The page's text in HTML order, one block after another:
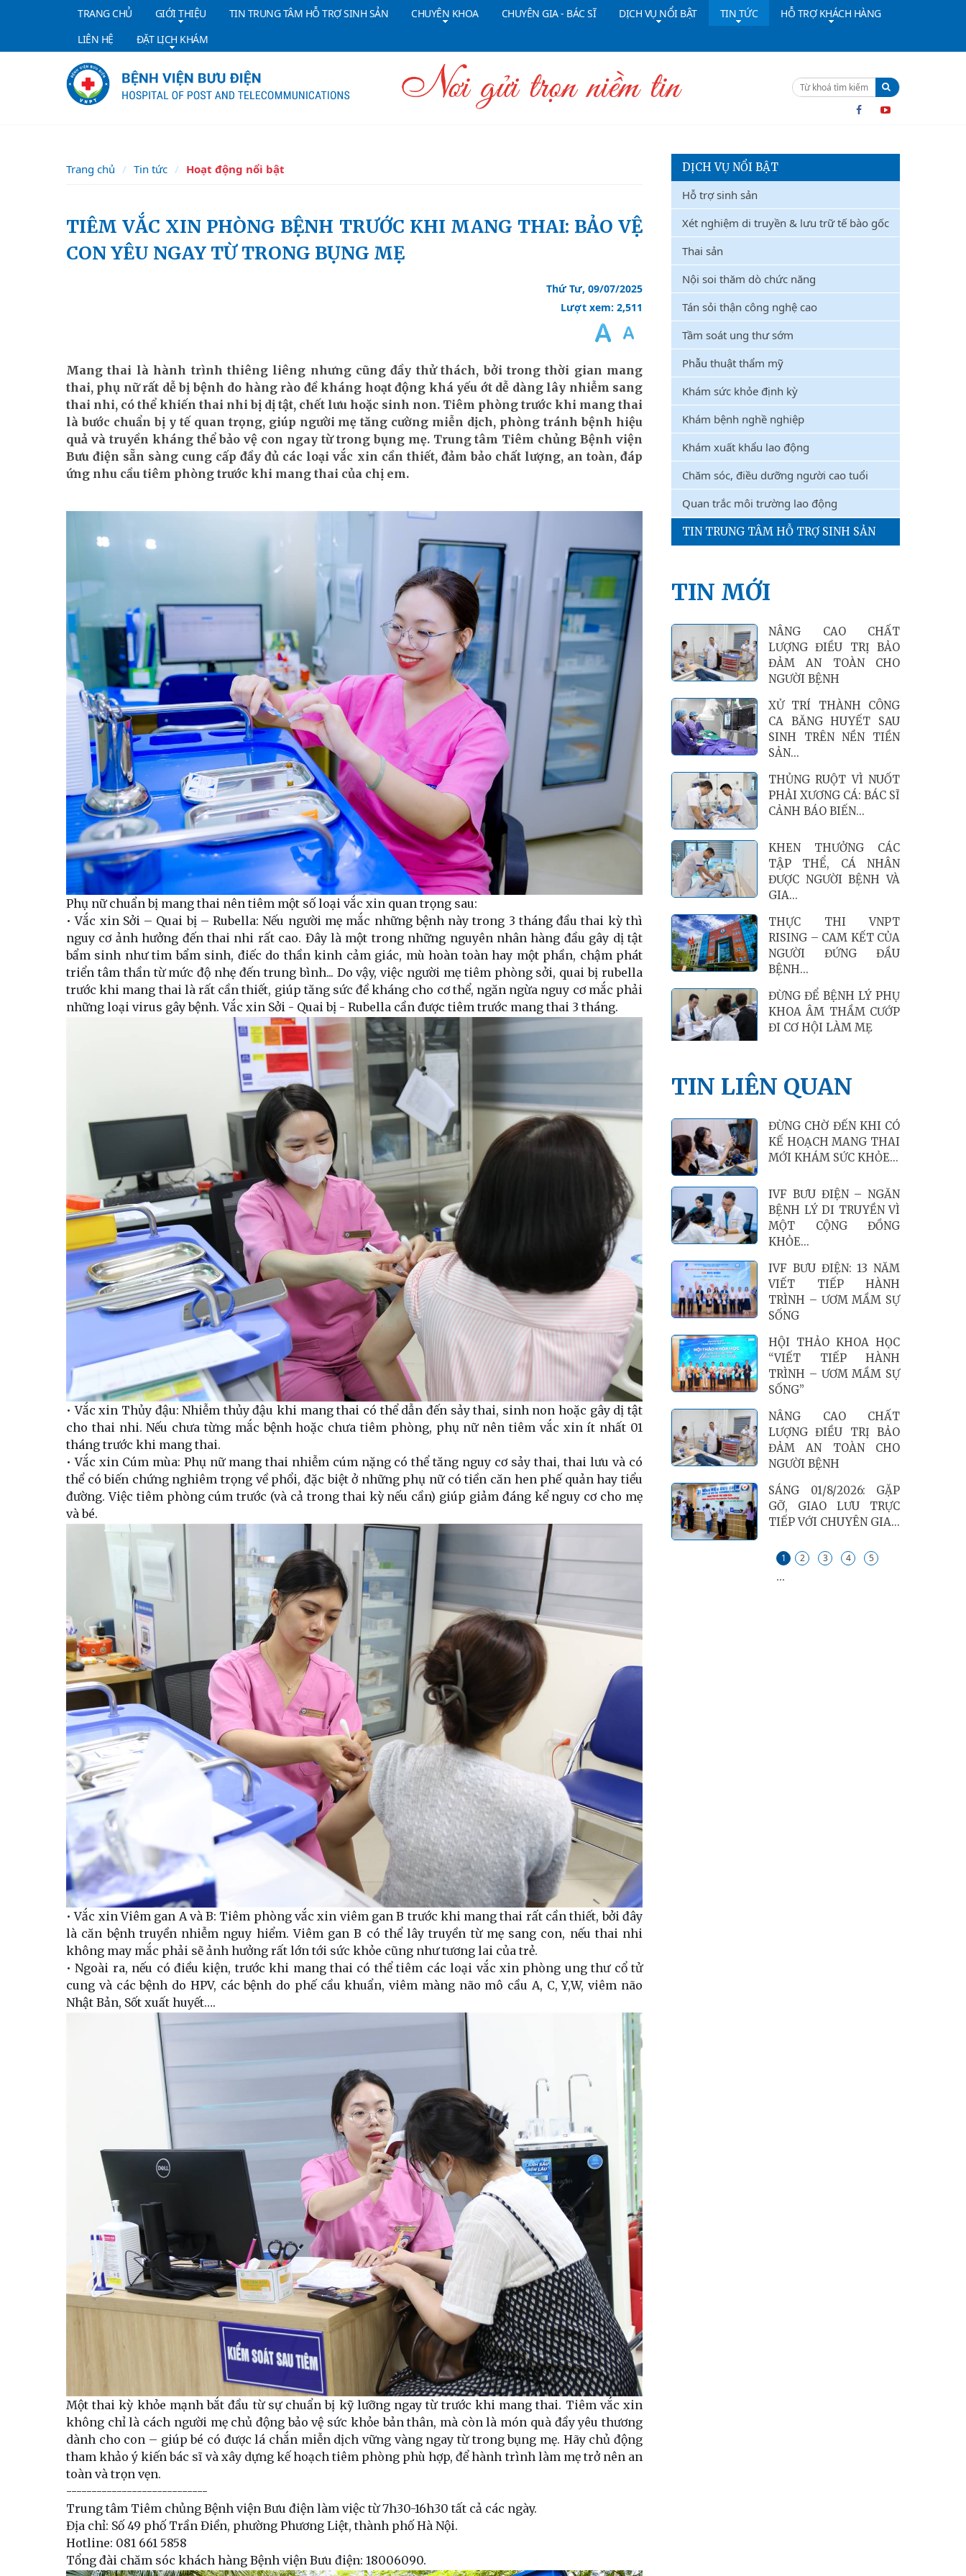
TRANG CHỦ GIỚI THIỆU TIN TRUNG TÂM HỖ TRỢ SINH SẢN CHUYÊN KHOA CHUYÊN GIA - BÁC SĨ DỊCH VỤ NỔI BẬT TIN TỨC
HỖ TRỢ KHÁCH HÀNG
LIÊN HỆ
ĐẶT LỊCH KHÁM
Trang chủ Tin tức Hoạt động nổi bật
TIÊM VẮC XIN PHÒNG BỆNH TRƯỚC KHI MANG THAI: BẢO VỆ
CON YÊU NGAY TỪ TRONG BỤNG MẸ
Thứ Tư, 09/07/2025
Lượt xem: 2,511
Mang thai là hành trình thiêng liêng nhưng cũng đầy thử thách, bởi trong thời gian mang
thai, phụ nữ rất dễ bị bệnh do hàng rào đề kháng hoạt động khá yếu ớt dễ dàng lây nhiễm sang
thai nhi, có thể khiến thai nhi bị dị tật, chết lưu hoặc sinh non. Tiêm phòng trước khi mang thai
là bước chuẩn bị y tế quan trọng, giúp người mẹ tăng cường miễn dịch, phòng tránh bệnh hiệu
quả và truyền kháng thể bảo vệ con ngay từ trong bụng mẹ. Trung tâm Tiêm chủng Bệnh viện
Bưu điện sẵn sàng cung cấp đầy đủ các loại vắc xin cần thiết, đảm bảo chất lượng, an toàn, đáp
ứng nhu cầu tiêm phòng trước khi mang thai của chị em.
Phụ nữ chuẩn bị mang thai nên tiêm một số loại vắc xin quan trọng sau:
• Vắc xin Sởi – Quai bị – Rubella: Nếu người mẹ mắc những bệnh này trong 3 tháng đầu thai kỳ thì
nguy cơ ảnh hưởng đến thai nhi rất cao. Đây là một trong những nguyên nhân hàng đầu gây dị tật
bẩm sinh như tim bẩm sinh, điếc do thần kinh cảm giác, mù hoàn toàn hay một phần, chậm phát
triển tâm thần từ mức độ nhẹ đến trung bình... Do vậy, việc người mẹ tiêm phòng sởi, quai bị rubella
trước khi mang thai là rất cần thiết, giúp tăng sức đề kháng cho cơ thể, ngăn ngừa nguy cơ mắc phải
những loại virus gây bệnh. Vắc xin Sởi - Quai bị - Rubella cần được tiêm trước mang thai 3 tháng.
• Vắc xin Thủy đậu: Nhiễm thủy đậu khi mang thai có thể dẫn đến sảy thai, sinh non hoặc gây dị tật
cho thai nhi. Nếu chưa từng mắc bệnh hoặc chưa tiêm phòng, phụ nữ nên tiêm vắc xin ít nhất 01
tháng trước khi mang thai.
• Vắc xin Cúm mùa: Phụ nữ mang thai nhiễm cúm nặng có thể tăng nguy cơ sảy thai, thai lưu và có
thể có biến chứng nghiêm trọng về phổi, đặc biệt ở những phụ nữ có tiền căn hen phế quản hay tiểu
đường. Việc tiêm phòng cúm trước (và cả trong thai kỳ nếu cần) giúp giảm đáng kể nguy cơ cho mẹ
và bé.
• Vắc xin Viêm gan A và B: Tiêm phòng vắc xin viêm gan B trước khi mang thai rất cần thiết, bởi đây
là căn bệnh truyền nhiễm nguy hiểm. Viêm gan B có thể lây truyền từ mẹ sang con, nếu thai nhi
không may mắc phải sẽ ảnh hưởng rất lớn tới sức khỏe cũng như tương lai của trẻ.
• Ngoài ra, nếu có điều kiện, trước khi mang thai có thể tiêm các loại vắc xin phòng ung thư cổ tử
cung và các bệnh do HPV, các bệnh do phế cầu khuẩn, viêm màng não mô cầu A, C, Y,W, viêm não
Nhật Bản, Sốt xuất huyết….
Một thai kỳ khỏe mạnh bắt đầu từ sự chuẩn bị kỹ lưỡng ngay từ trước khi mang thai. Tiêm vắc xin
không chỉ là cách người mẹ chủ động bảo vệ sức khỏe bản thân, mà còn là món quà đầy yêu thương
dành cho con – giúp bé có được lá chắn miễn dịch vững vàng ngay từ trong bụng mẹ. Hãy chủ động
tham khảo ý kiến bác sĩ và xây dựng kế hoạch tiêm phòng phù hợp, để hành trình làm mẹ trở nên an
toàn và trọn vẹn.
----------------------------
Trung tâm Tiêm chủng Bệnh viện Bưu điện làm việc từ 7h30-16h30 tất cả các ngày.
Địa chỉ: Số 49 phố Trần Điền, phường Phương Liệt, thành phố Hà Nội.
Hotline: 081 661 5858
Tổng đài chăm sóc khách hàng Bệnh viện Bưu điện: 18006090.
DỊCH VỤ NỔI BẬT
Hỗ trợ sinh sản
Xét nghiệm di truyền & lưu trữ tế bào gốc
Thai sản
Nội soi thăm dò chức năng
Tán sỏi thận công nghệ cao
Tầm soát ung thư sớm
Phẫu thuật thẩm mỹ
Khám sức khỏe định kỳ
Khám bệnh nghề nghiệp
Khám xuất khẩu lao động
Chăm sóc, điều dưỡng người cao tuổi
Quan trắc môi trường lao động
TIN TRUNG TÂM HỖ TRỢ SINH SẢN
TIN MỚI
NÂNG CAO CHẤT
LƯỢNG ĐIỀU TRỊ BẢO
ĐẢM AN TOÀN CHO
NGƯỜI BỆNH
XỬ TRÍ THÀNH CÔNG
CA BĂNG HUYẾT SAU
SINH TRÊN NỀN TIỀN
SẢN...
THỦNG RUỘT VÌ NUỐT
PHẢI XƯƠNG CÁ: BÁC SĨ
CẢNH BÁO BIẾN...
KHEN THƯỞNG CÁC
TẬP THỂ, CÁ NHÂN
ĐƯỢC NGƯỜI BỆNH VÀ
GIA...
THỰC THI VNPT
RISING – CAM KẾT CỦA
NGƯỜI ĐỨNG ĐẦU
BỆNH...
ĐỪNG ĐỂ BỆNH LÝ PHỤ
KHOA ÂM THẦM CƯỚP
ĐI CƠ HỘI LÀM MẸ
TIN LIÊN QUAN
ĐỪNG CHỜ ĐẾN KHI CÓ
KẾ HOẠCH MANG THAI
MỚI KHÁM SỨC KHỎE...
IVF BƯU ĐIỆN – NGĂN
BỆNH LÝ DI TRUYỀN VÌ
MỘT CỘNG ĐỒNG
KHỎE...
IVF BƯU ĐIỆN: 13 NĂM
VIẾT TIẾP HÀNH
TRÌNH – ƯƠM MẦM SỰ
SỐNG
HỘI THẢO KHOA HỌC
“VIẾT TIẾP HÀNH
TRÌNH – ƯƠM MẦM SỰ
SỐNG”
NÂNG CAO CHẤT
LƯỢNG ĐIỀU TRỊ BẢO
ĐẢM AN TOÀN CHO
NGƯỜI BỆNH
SÁNG 01/8/2026: GẶP
GỠ, GIAO LƯU TRỰC
TIẾP VỚI CHUYÊN GIA...
1 2 3 4 5
...